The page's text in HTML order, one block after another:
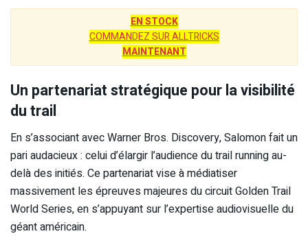
EN STOCK
COMMANDEZ SUR ALLTRICKS
MAINTENANT
Un partenariat stratégique pour la visibilité
du trail
En s’associant avec Warner Bros. Discovery, Salomon fait un
pari audacieux : celui d’élargir l’audience du trail running au-
delà des initiés. Ce partenariat vise à médiatiser
massivement les épreuves majeures du circuit Golden Trail
World Series, en s’appuyant sur l’expertise audiovisuelle du
géant américain.